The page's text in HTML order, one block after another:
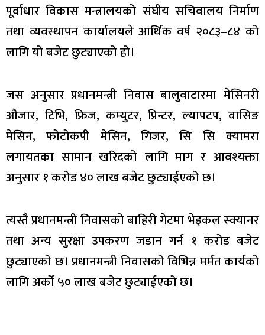
पूर्वाधार विकास मन्त्रालयको संघीय सचिवालय निर्माण
तथा व्यवस्थापन कार्यालयले आर्थिक वर्ष २०८३–८४ को
लागि यो बजेट छुट्याएको हो।
जस अनुसार प्रधानमन्त्री निवास बालुवाटारमा मेसिनरी
औजार, टिभि, फ्रिज, कम्युटर, प्रिन्टर, ल्यापटप, वासिङ
मेसिन, फोटोकपी मेसिन, गिजर, सि सि क्यामरा
लगायतका सामान खरिदको लागि माग र आवश्यक्ता
अनुसार १ करोड ४० लाख बजेट छुट्याईएको छ।
त्यस्तै प्रधानमन्त्री निवासको बाहिरी गेटमा भेइकल स्क्यानर
तथा अन्य सुरक्षा उपकरण जडान गर्न १ करोड बजेट
छुट्याएको छ। प्रधानमन्त्री निवासको विभिन्न मर्मत कार्यको
लागि अर्को ५० लाख बजेट छुट्याईएको छ।